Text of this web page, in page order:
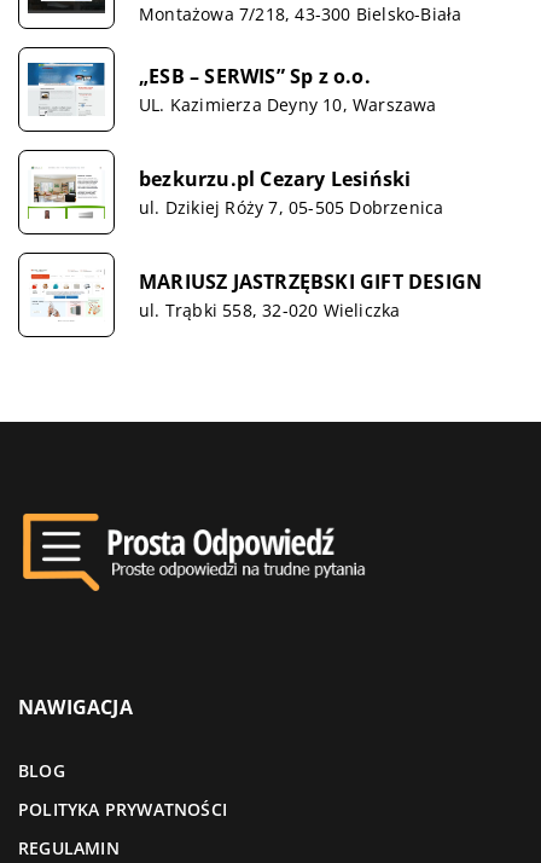
Montażowa 7/218, 43-300 Bielsko-Biała
„ESB – SERWIS” Sp z o.o.
UL. Kazimierza Deyny 10, Warszawa
bezkurzu.pl Cezary Lesiński
ul. Dzikiej Róży 7, 05-505 Dobrzenica
MARIUSZ JASTRZĘBSKI GIFT DESIGN
ul. Trąbki 558, 32-020 Wieliczka
NAWIGACJA
BLOG
POLITYKA PRYWATNOŚCI
REGULAMIN